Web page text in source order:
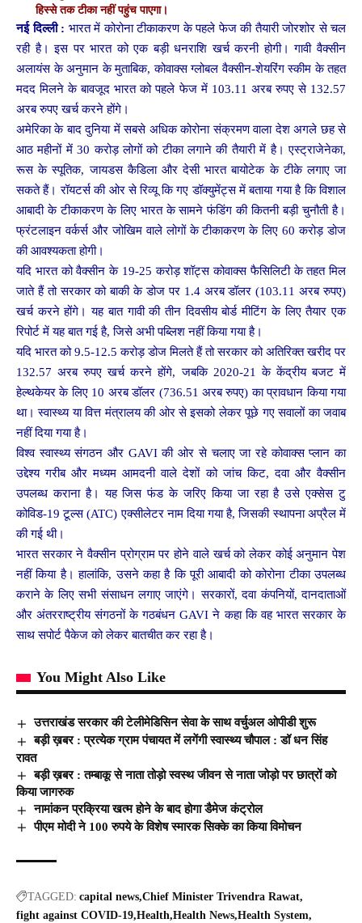
हिस्से तक टीका नहीं पहुंच पाएगा।
नई दिल्ली : भारत में कोरोना टीकाकरण के पहले फेज की तैयारी जोरशोर से चल
रही है। इस पर भारत को एक बड़ी धनराशि खर्च करनी होगी। गावी वैक्सीन
अलायंस के अनुमान के मुताबिक, कोवाक्स ग्लोबल वैक्सीन-शेयरिंग स्कीम के तहत
मदद मिलने के बावजूद भारत को पहले फेज में 103.11 अरब रुपए से 132.57
अरब रुपए खर्च करने होंगे।
अमेरिका के बाद दुनिया में सबसे अधिक कोरोना संक्रमण वाला देश अगले छह से
आठ महीनों में 30 करोड़ लोगों को टीका लगाने की तैयारी में है। एस्ट्राजेनेका,
रूस के स्पूतिक, जायडस कैडिला और देसी भारत बायोटेक के टीके लगाए जा
सकते हैं। रॉयटर्स की ओर से रिव्यू कि गए डॉक्युमेंट्स में बताया गया है कि विशाल
आबादी के टीकाकरण के लिए भारत के सामने फंडिंग की कितनी बड़ी चुनौती है।
फ्रंटलाइन वर्कर्स और जोखिम वाले लोगों के टीकाकरण के लिए 60 करोड़ डोज
की आवश्यकता होगी।
यदि भारत को वैक्सीन के 19-25 करोड़ शॉट्स कोवाक्स फैसिलिटी के तहत मिल
जाते हैं तो सरकार को बाकी के डोज पर 1.4 अरब डॉलर (103.11 अरब रुपए)
खर्च करने होंगे। यह बात गावी की तीन दिवसीय बोर्ड मीटिंग के लिए तैयार एक
रिपोर्ट में यह बात गई है, जिसे अभी पब्लिश नहीं किया गया है।
यदि भारत को 9.5-12.5 करोड़ डोज मिलते हैं तो सरकार को अतिरिक्त खरीद पर
132.57 अरब रुपए खर्च करने होंगे, जबकि 2020-21 के केंद्रीय बजट में
हेल्थकेयर के लिए 10 अरब डॉलर (736.51 अरब रुपए) का प्रावधान किया गया
था। स्वास्थ्य या वित्त मंत्रालय की ओर से इसको लेकर पूछे गए सवालों का जवाब
नहीं दिया गया है।
विश्व स्वास्थ्य संगठन और GAVI की ओर से चलाए जा रहे कोवाक्स प्लान का
उद्देश्य गरीब और मध्यम आमदनी वाले देशों को जांच किट, दवा और वैक्सीन
उपलब्ध कराना है। यह जिस फंड के जरिए किया जा रहा है उसे एक्सेस टु
कोविड-19 टूल्स (ATC) एक्सीलेटर नाम दिया गया है, जिसकी स्थापना अप्रैल में
की गई थी।
भारत सरकार ने वैक्सीन प्रोग्राम पर होने वाले खर्च को लेकर कोई अनुमान पेश
नहीं किया है। हालांकि, उसने कहा है कि पूरी आबादी को कोरोना टीका उपलब्ध
कराने के लिए सभी संसाधन लगाए जाएंगे। सरकारों, दवा कंपनियों, दानदाताओं
और अंतरराष्ट्रीय संगठनों के गठबंधन GAVI ने कहा कि वह भारत सरकार के
साथ सपोर्ट पैकेज को लेकर बातचीत कर रहा है।
You Might Also Like
उत्तराखंड सरकार की टेलीमेडिसिन सेवा के साथ वर्चुअल ओपीडी शुरू
बड़ी ख़बर : प्रत्येक ग्राम पंचायत में लगेंगी स्वास्थ्य चौपाल : डॉ धन सिंह
रावत
बड़ी ख़बर : तम्बाकू से नाता तोड़ो स्वस्थ जीवन से नाता जोड़ो पर छात्रों को
किया जागरुक
नामांकन प्रक्रिया खत्म होने के बाद होगा डैमेज कंट्रोल
पीएम मोदी ने 100 रुपये के विशेष स्मारक सिक्के का किया विमोचन
TAGGED: capital news Chief Minister Trivendra Rawat
fight against COVID-19 Health Health News Health System